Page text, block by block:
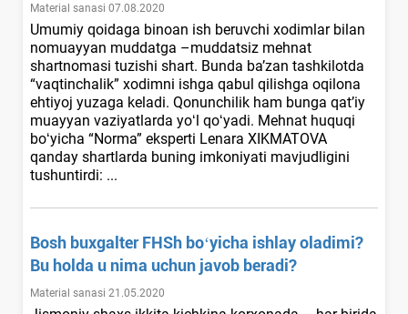
Material sanasi 07.08.2020
Umumiy qoidaga binoan ish beruvchi хodimlar bilan
nomuayyan muddatga –muddatsiz mehnat
shartnomasi tuzishi shart. Bunda ba’zan tashkilotda
“vaqtinchalik” хodimni ishga qabul qilishga oqilona
ehtiyoj yuzaga keladi. Qonunchilik ham bunga qat’iy
muayyan vaziyatlarda yoʻl qoʻyadi. Mehnat huquqi
boʻyicha “Norma” eksperti Lenara XIKMATOVA
qanday shartlarda buning imkoniyati mavjudligini
tushuntirdi: ...
Bosh buхgalter FHSh boʻyicha ishlay oladimi?
Bu holda u nima uchun javob beradi?
Material sanasi 21.05.2020